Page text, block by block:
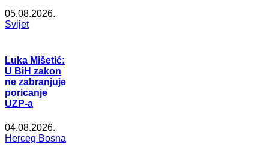
05.08.2026.
Svijet
Luka Mišetić:
U BiH zakon
ne zabranjuje
poricanje
UZP-a
04.08.2026.
Herceg Bosna